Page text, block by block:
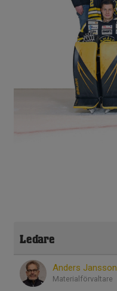
Ledare
Anders Jansson
Materialförvaltare